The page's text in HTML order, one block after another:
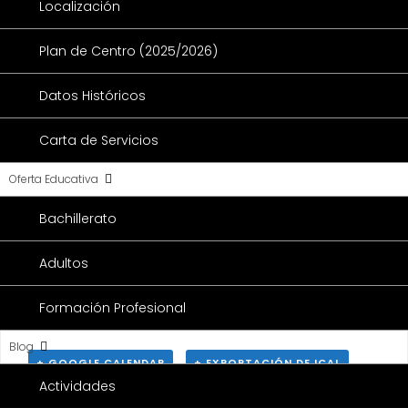
Localización
Plan de Centro (2025/2026)
Datos Históricos
Carta de Servicios
Oferta Educativa
Bachillerato
Adultos
Formación Profesional
Blog
Actividades
CLAUSTRO ORDINARIO
PRESENCIAL
27 SEPTIEMBRE 2021 @ 5:00 PM
+ GOOGLE CALENDAR + EXPORTACIÓN DE ICAL